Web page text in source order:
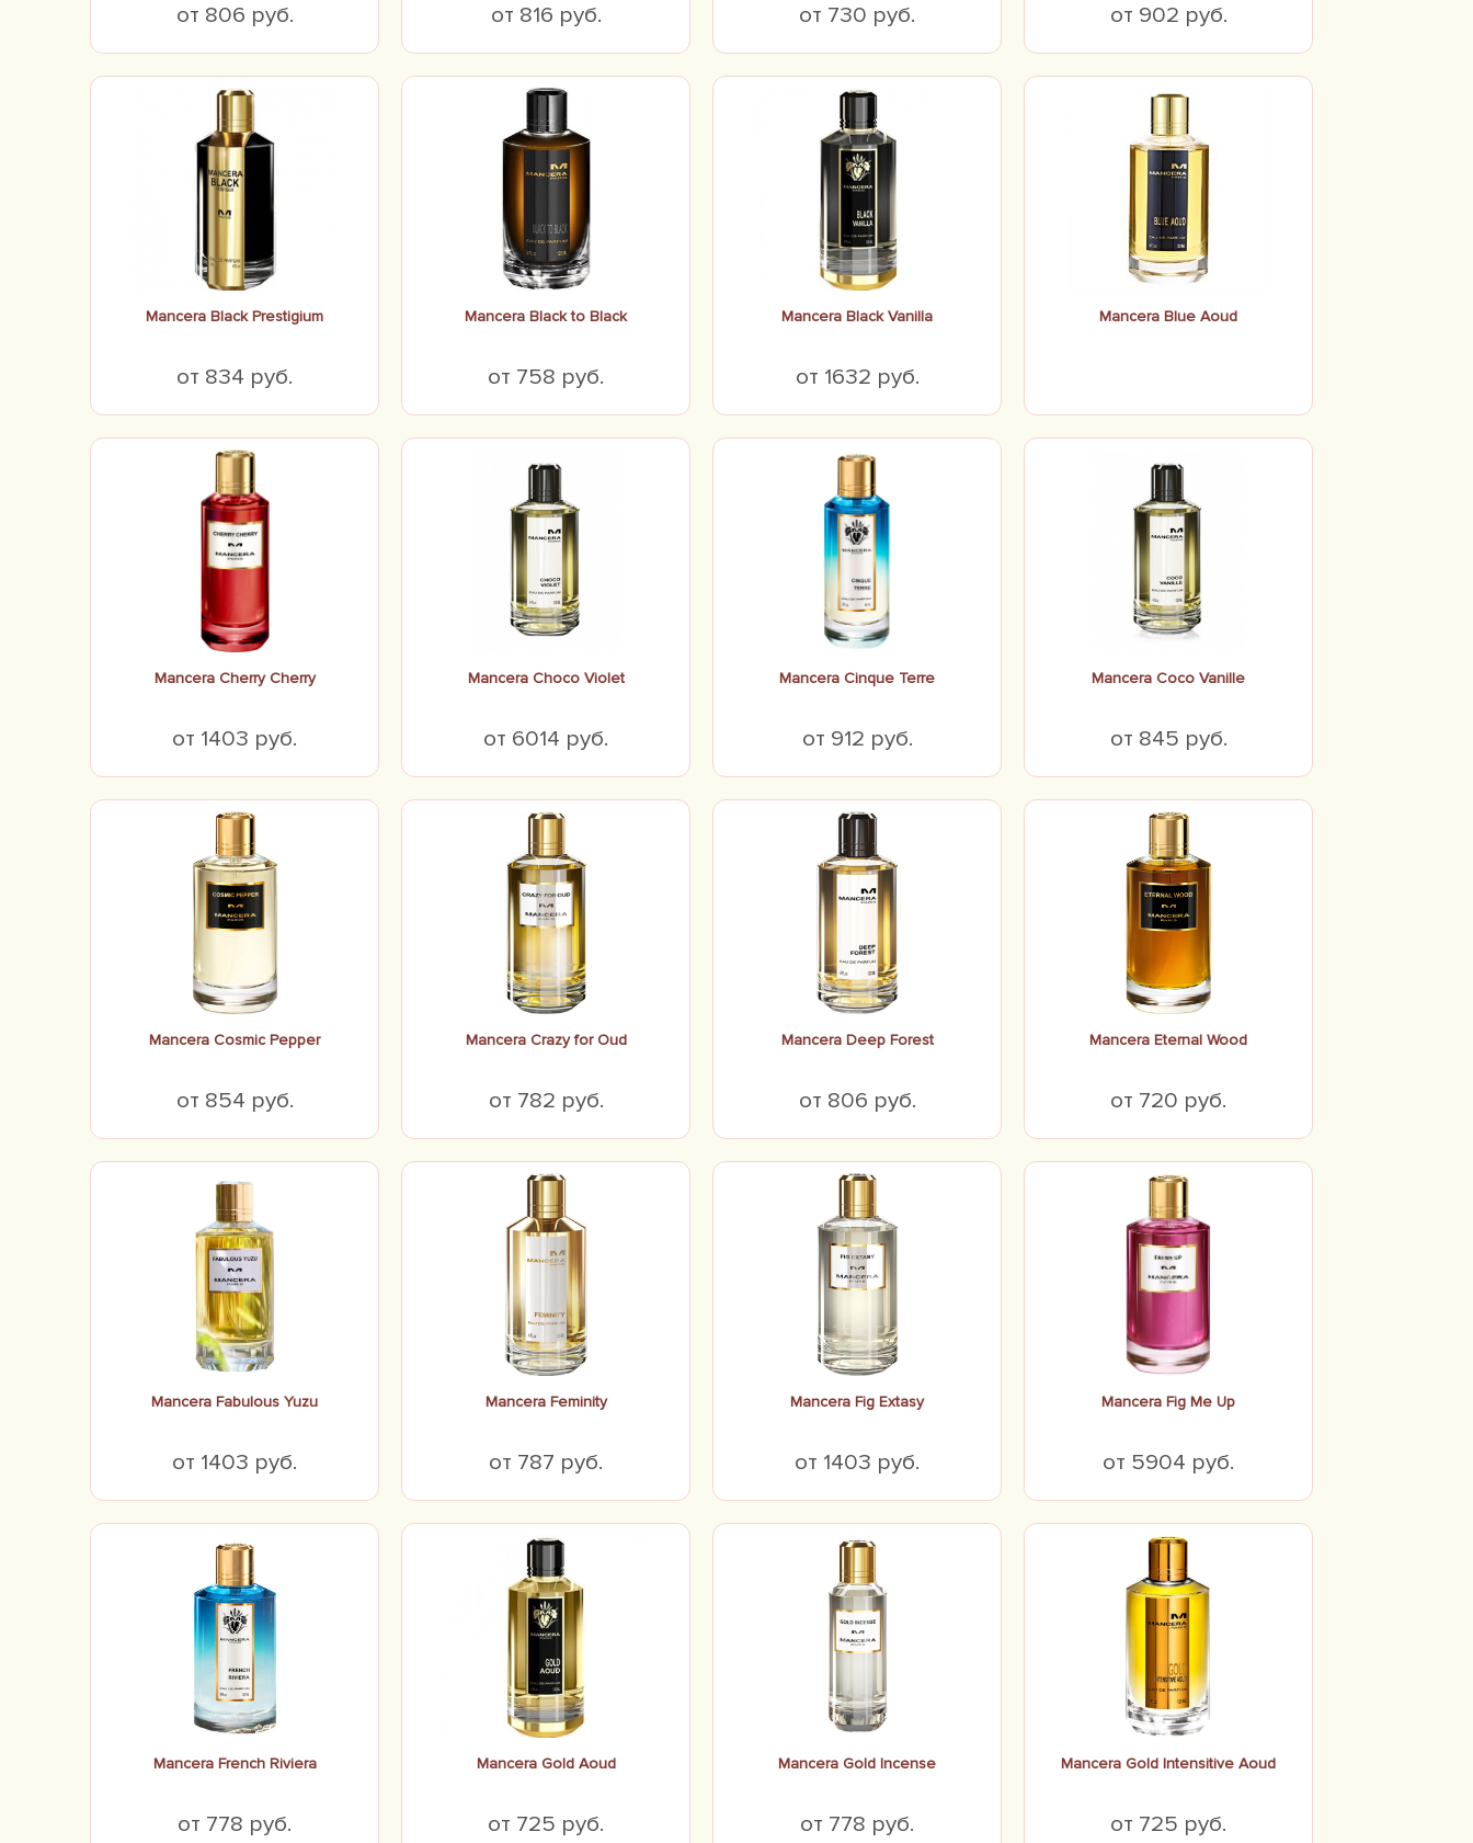
от 806 руб. от 816 руб. от 730 руб. от 902 руб.
Mancera Black Prestigium
от 834 руб.
Mancera Black to Black
от 758 руб.
Mancera Black Vanilla
от 1632 руб.
Mancera Blue Aoud
Mancera Cherry Cherry
от 1403 руб.
Mancera Choco Violet
от 6014 руб.
Mancera Cinque Terre
от 912 руб.
Mancera Coco Vanille
от 845 руб.
Mancera Cosmic Pepper
от 854 руб.
Mancera Crazy for Oud
от 782 руб.
Mancera Deep Forest
от 806 руб.
Mancera Eternal Wood
от 720 руб.
Mancera Fabulous Yuzu
от 1403 руб.
Mancera Feminity
от 787 руб.
Mancera Fig Extasy
от 1403 руб.
Mancera Fig Me Up
от 5904 руб.
Mancera French Riviera
от 778 руб.
Mancera Gold Aoud
от 725 руб.
Mancera Gold Incense
от 778 руб.
Mancera Gold Intensitive Aoud
от 725 руб.